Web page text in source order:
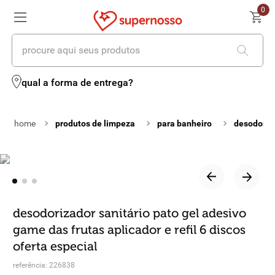
0
procure aqui seus produtos
qual a forma de entrega?
produtos de limpeza para banheiro
desodorizador sanitário pato gel adesivo
game das frutas aplicador e refil 6 discos
oferta especial
referência: 226838
termos mais buscados
2º leite
º
6º vinhos
biscoito